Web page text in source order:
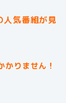
人気番組が見
かりません！